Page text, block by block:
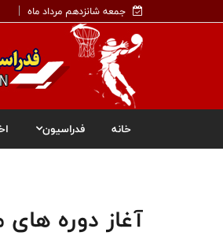
جمعه شانزدهم مرداد ماه
خانه فدراسیون
آغاز دوره